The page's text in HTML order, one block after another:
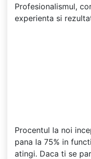
Profesionalismul,
experienta si
Procentul la noi
pana la 75% in
atingi. Daca ti se